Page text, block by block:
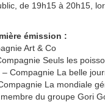
de 19h15 à 20h15,
émission :
Art & Co
Seuls les
– Compagnie La belle
La mondiale
du groupe Gori